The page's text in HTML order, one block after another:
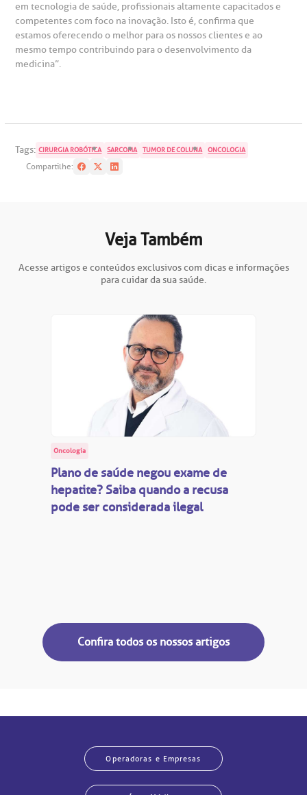
em tecnologia de saúde, profissionais altamente capacitados e
competentes com foco na inovação. Isto é, confirma que
estamos oferecendo o melhor para os nossos clientes e ao
mesmo tempo contribuindo para o desenvolvimento da
medicina”.
Tags: CIRURGIA ROBÓTICA SARCOMA TUMOR DE COLUNA ONCOLOGIA
Compartilhe:
Veja Também
Acesse artigos e conteúdos exclusivos com dicas e informações
para cuidar da sua saúde.
Oncologia
Plano de saúde negou exame de
hepatite? Saiba quando a recusa
pode ser considerada ilegal
Confira todos os nossos artigos
Operadoras e Empresas